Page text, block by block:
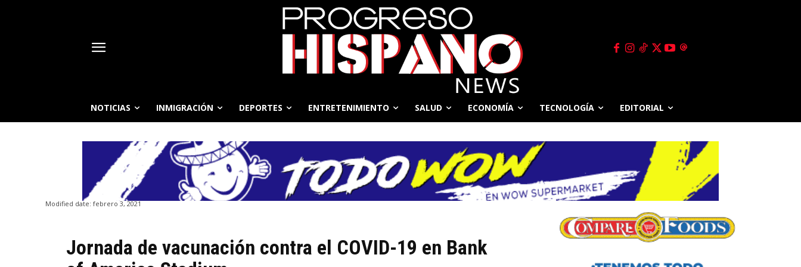
NOTICIAS INMIGRACIÓN DEPORTES ENTRETENIMIENTO SALUD ECONOMÍA TECNOLOGÍA EDITORIAL
Modified date: febrero 3, 2021
Jornada de vacunación contra el COVID-19 en Bank